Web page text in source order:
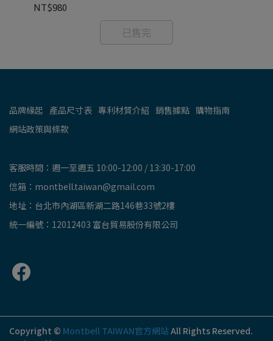
NT$980
已售完
品牌緣起 產品尺寸表 專利材質介紹 銷售據點 購物指南
網站政策與條款
客服時間：週一至週五 10:00-12:00 / 13:30-17:00
信箱：montbell.taiwan@gmail.com
地址：台北市內湖區新湖二路146巷33號2樓
統一編號：12012403 富台貿易股份有限公司
Copyright © Montbell TAIWAN官方網站All Rights Reserved.